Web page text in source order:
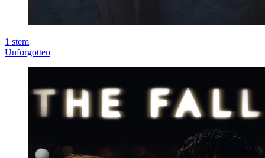
1 stem
Unforgotten